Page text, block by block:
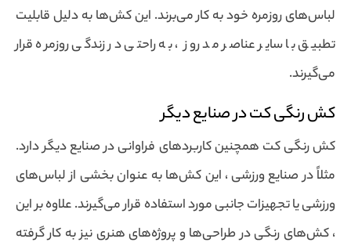
لباس‌های روزمره خود به کار می‌برند. این کش‌ها به دلیل قابلیت
تطبیق با سایر عناصر مد روز ، به راحتی در زندگی روزمره قرار
می‌گیرند.
کش رنگی کت در صنایع دیگر
کش رنگی کت همچنین کاربردهای فراوانی در صنایع دیگر دارد.
مثلاً در صنایع ورزشی ، این کش‌ها به عنوان بخشی از لباس‌های
ورزشی یا تجهیزات جانبی مورد استفاده قرار می‌گیرند. علاوه بر این
، کش‌های رنگی در طراحی‌ها و پروژه‌های هنری نیز به کار گرفته